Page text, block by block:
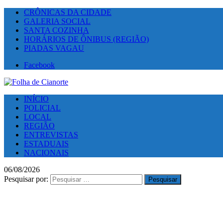
CRÔNICAS DA CIDADE
GALERIA SOCIAL
SANTA COZINHA
HORÁRIOS DE ÔNIBUS (REGIÃO)
PIADAS VAGAU
Facebook
INÍCIO
POLICIAL
LOCAL
REGIÃO
ENTREVISTAS
ESTADUAIS
NACIONAIS
06/08/2026
Pesquisar por: